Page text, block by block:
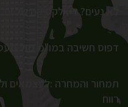
לא נעים? דיאלקטיקה של
דפוס חשיבה במו"מ מול
תמחור והמחרה :לעצמאים
רווח